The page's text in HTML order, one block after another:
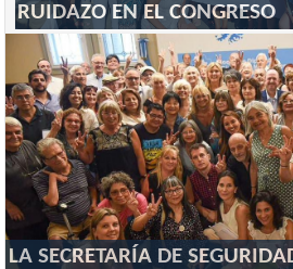
RUIDAZO EN EL CONGRESO
LA SECRETARÍA DE